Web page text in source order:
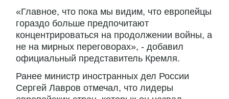
«Главное, что пока мы видим, что европейцы
гораздо больше предпочитают
концентрироваться на продолжении войны, а
не на мирных переговорах», - добавил
официальный представитель Кремля.
Ранее министр иностранных дел России
Сергей Лавров отмечал, что лидеры